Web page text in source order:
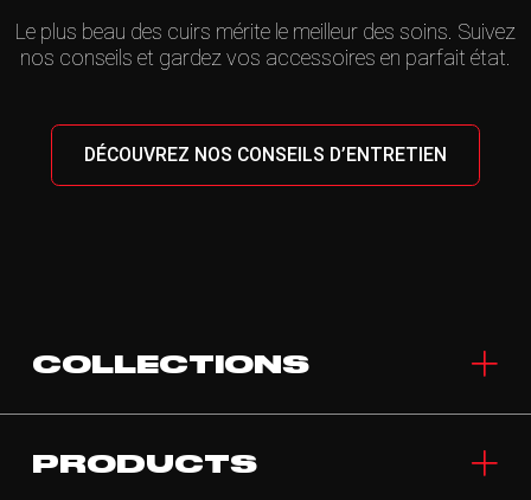
Le plus beau des cuirs mérite le meilleur des soins. Suivez
nos conseils et gardez vos accessoires en parfait état.
DÉCOUVREZ NOS CONSEILS D’ENTRETIEN
COLLECTIONS
PRODUCTS